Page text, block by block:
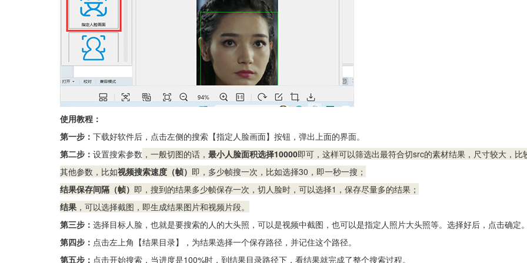
使用教程：
第一步： 下载好软件后，点击左侧的搜索【指定人脸画面】按钮，弹出上面的界面。
第二步： 设置搜索参数 ，一般切图的话， 最小人脸面积选择10000即可，这样可以筛选出最符合切src的素材结果，尺寸较大，比
其他参数，比如视频搜索速度（帧） 即，多少帧搜一次，比如选择30，即一秒一搜；
结果保存间隔（帧） 即，搜到的结果多少帧保存一次，切人脸时，可以选择1，保存尽量多的结果；
结果 ，可以选择截图，即生成结果图片和视频片段。
第三步： 选择目标人脸，也就是要搜索的人的大头照，可以是视频中截图，也可以是指定人照片大头照等。选择好后，点击确定。
第四步： 点击左上角【结果目录】，为结果选择一个保存路径，并记住这个路径。
第五步： 点击开始搜索，当进度是100%时，到结果目录路径下，看结果就完成了整个搜索过程。